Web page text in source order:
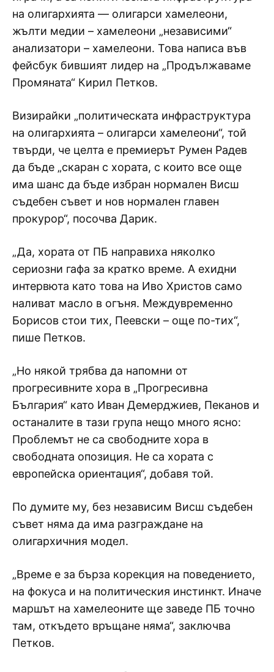
на олигархията — олигарси хамелеони,
жълти медии – хамелеони „независими“
анализатори – хамелеони. Това написа във
фейсбук бившият лидер на „Продължаваме
Промяната“ Кирил Петков.
Визирайки „политическата инфраструктура
на олигархията – олигарси хамелеони“, той
твърди, че целта е премиерът Румен Радев
да бъде „скаран с хората, с които все още
има шанс да бъде избран нормален Висш
съдебен съвет и нов нормален главен
прокурор“, посочва Дарик.
„Да, хората от ПБ направиха няколко
сериозни гафa за кратко време. А ехидни
интервюта като това на Иво Христов само
наливат масло в огъня. Междувременно
Борисов стои тих, Пеевски – още по-тих“,
пише Петков.
„Но някой трябва да напомни от
прогресивните хора в „Прогресивна
България“ като Иван Демерджиев, Пеканов и
останалите в тази група нещо много ясно:
Проблемът не са свободните хора в
свободната опозиция. Не са хората с
европейска ориентация“, добавя той.
По думите му, без независим Висш съдебен
съвет няма да има разграждане на
олигархичния модел.
„Време е за бърза корекция на поведението,
на фокуса и на политическия инстинкт. Иначе
маршът на хамелеоните ще заведе ПБ точно
там, откъдето връщане няма“, заключва
Петков.